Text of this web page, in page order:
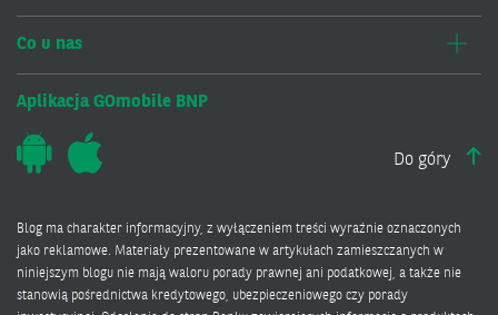
Co u nas
Aplikacja GOmobile BNP
Do góry
Blog ma charakter informacyjny, z wyłączeniem treści wyraźnie oznaczonych
jako reklamowe. Materiały prezentowane w artykułach zamieszczanych w
niniejszym blogu nie mają waloru porady prawnej ani podatkowej, a także nie
stanowią pośrednictwa kredytowego, ubezpieczeniowego czy porady